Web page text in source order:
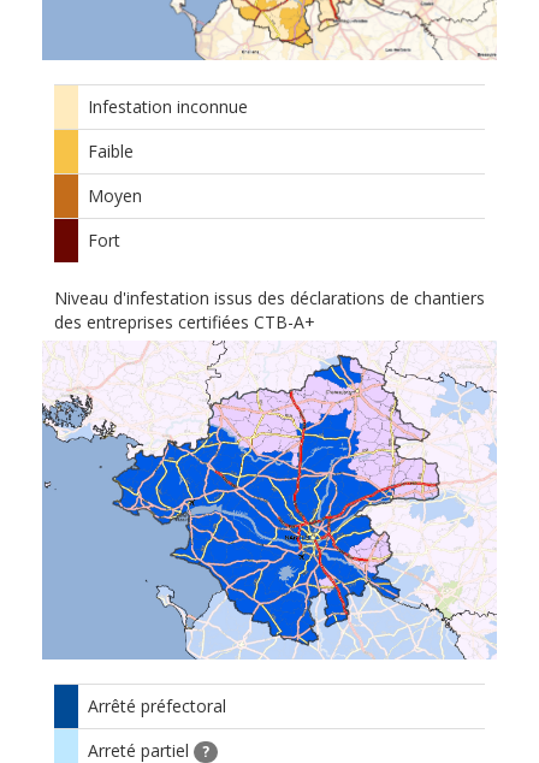
Infestation inconnue
Faible
Moyen
Fort
Niveau d'infestation issus des déclarations de chantiers
des entreprises certifiées CTB-A+
Arrêté préfectoral
Arreté partiel
?